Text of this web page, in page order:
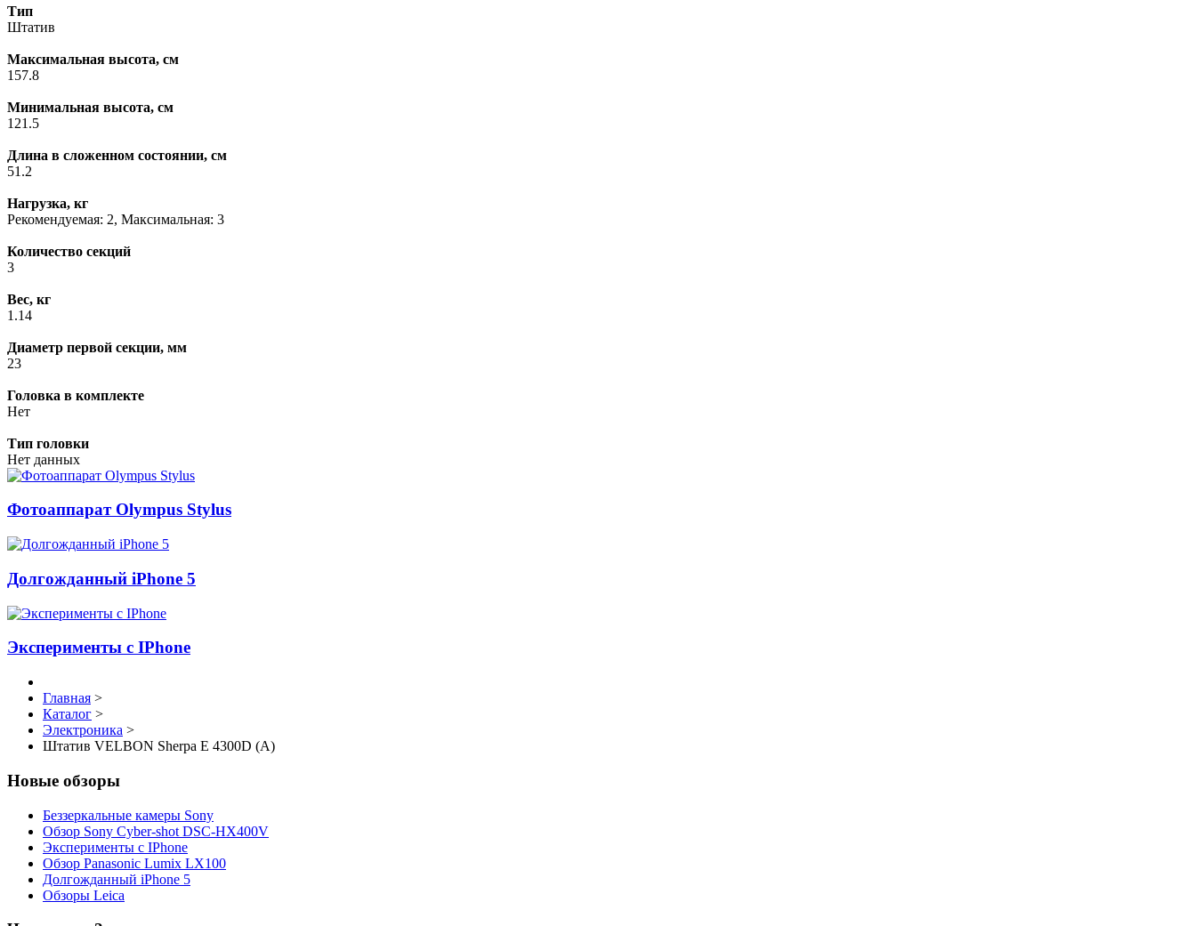
Тип
Штатив
Максимальная высота, см
157.8
Минимальная высота, см
121.5
Длина в сложенном состоянии, см
51.2
Нагрузка, кг
Рекомендуемая: 2, Максимальная: 3
Количество секций
3
Вес, кг
1.14
Диаметр первой секции, мм
23
Головка в комплекте
Нет
Тип головки
Нет данных
Фотоаппарат Olympus Stylus
Долгожданный iPhone 5
Эксперименты с IPhone
Главная >
Каталог >
Электроника >
Штатив VELBON Sherpa E 4300D (A)
Новые обзоры
Беззеркальные камеры Sony
Обзор Sony Cyber-shot DSC-HX400V
Эксперименты с IPhone
Обзор Panasonic Lumix LX100
Долгожданный iPhone 5
Обзоры Leica